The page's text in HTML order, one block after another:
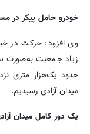
خودرو حامل پیکر در
وی افزود: حرکت در
زیاد جمعیت به‌صورت
حدود یک‌هزار متری
میدان آزادی رسیدیم.
یک دور کامل میدان